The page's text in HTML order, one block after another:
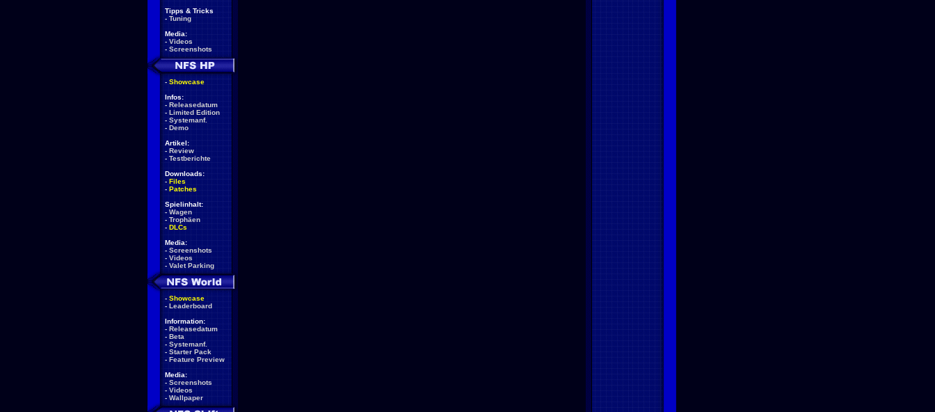
Tipps & Tricks
- Tuning
Media:
- Videos
- Screenshots
- Showcase
Infos:
- Releasedatum
- Limited Edition
- Systemanf.
- Demo
Artikel:
- Review
- Testberichte
Downloads:
- Files
- Patches
Spielinhalt:
- Wagen
- Trophäen
- DLCs
Media:
- Screenshots
- Videos
- Valet Parking
- Showcase
- Leaderboard
Information:
- Releasedatum
- Beta
- Systemanf.
- Starter Pack
- Feature Preview
Media:
- Screenshots
- Videos
- Wallpaper